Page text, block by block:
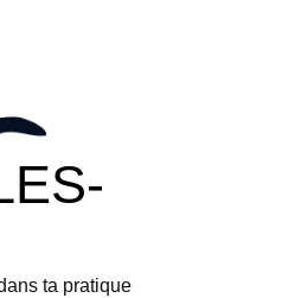
ta pratique